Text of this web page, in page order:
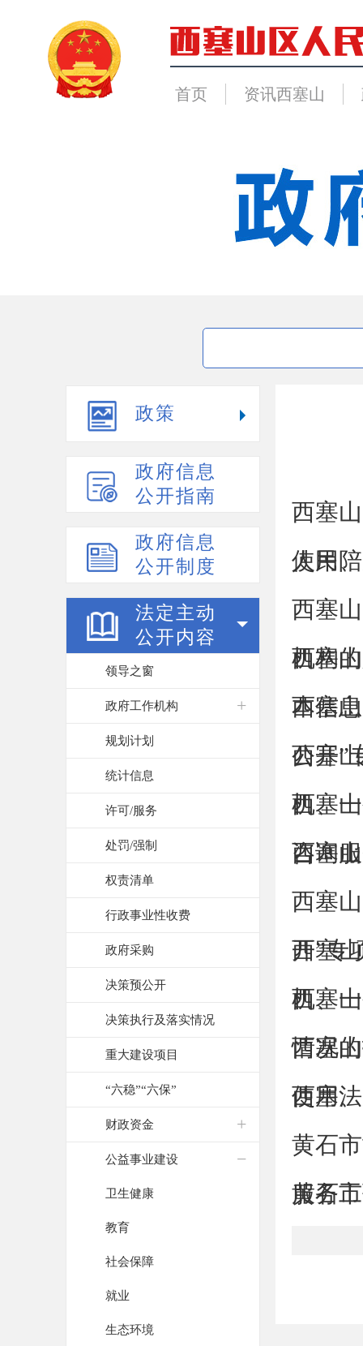
首页 资讯西塞山
政策
政府信息
公开指南
政府信息
公开制度
法定主动
公开内容
领导之窗
政府工作机构
规划计划
统计信息
许可/服务
处罚/强制
权责清单
行政事业性收费
政府采购
决策预公开
决策执行及落实情况
重大建设项目
“六稳”“六保”
财政资金
公益事业建设
卫生健康
教育
社会保障
就业
生态环境
西塞
使用
人民
西塞
机构
西塞
本信息
西塞
公开”
西塞
机、
西塞
咨询
西塞
西塞
开”专
西塞
机、
西塞
情况
西塞
使用
西塞
黄石
服务
黄石